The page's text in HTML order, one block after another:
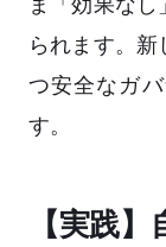
られます。
つ安全なガ
す。
【実践